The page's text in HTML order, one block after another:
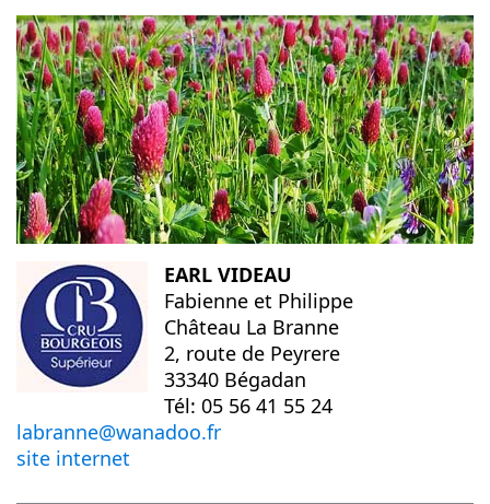
EARL VIDEAU
Fabienne et Philippe
Château La Branne
2, route de Peyrere
33340 Bégadan
Tél: 05 56 41 55 24
labranne@wanadoo.fr
site internet